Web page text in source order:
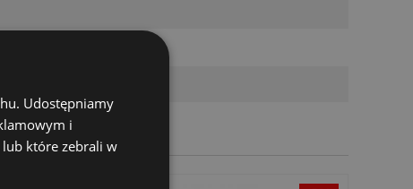
Udostępniamy
i
lub które zebrali w